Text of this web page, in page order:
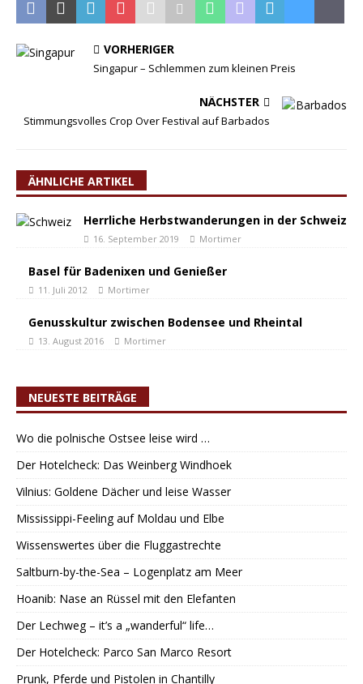
VORHERIGER
Singapur – Schlemmen zum kleinen Preis
NÄCHSTER
Stimmungsvolles Crop Over Festival auf Barbados
ÄHNLICHE ARTIKEL
Herrliche Herbstwanderungen in der Schweiz
16. September 2019 Mortimer
Basel für Badenixen und Genießer
11. Juli 2012 Mortimer
Genusskultur zwischen Bodensee und Rheintal
13. August 2016 Mortimer
NEUESTE BEITRÄGE
Wo die polnische Ostsee leise wird …
Der Hotelcheck: Das Weinberg Windhoek
Vilnius: Goldene Dächer und leise Wasser
Mississippi-Feeling auf Moldau und Elbe
Wissenswertes über die Fluggastrechte
Saltburn-by-the-Sea – Logenplatz am Meer
Hoanib: Nase an Rüssel mit den Elefanten
Der Lechweg – it’s a „wanderful“ life…
Der Hotelcheck: Parco San Marco Resort
Prunk, Pferde und Pistolen in Chantilly